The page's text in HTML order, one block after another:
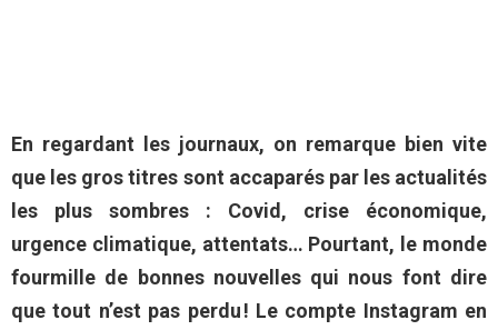
En regardant les journaux, on remarque bien vite
que les gros titres sont accaparés par les actualités
les plus sombres : Covid, crise économique,
urgence climatique, attentats… Pourtant, le monde
fourmille de bonnes nouvelles qui nous font dire
que tout n’est pas perdu ! Le compte Instagram en